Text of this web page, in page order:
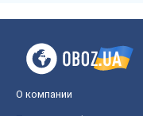
О компании